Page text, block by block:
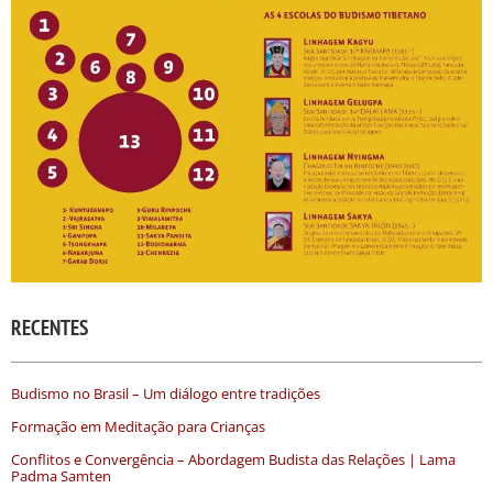
RECENTES
Budismo no Brasil – Um diálogo entre tradições
Formação em Meditação para Crianças
Conflitos e Convergência – Abordagem Budista das Relações | Lama
Padma Samten